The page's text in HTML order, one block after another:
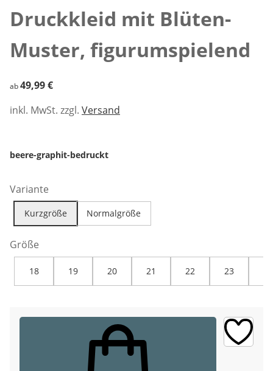
Druckkleid mit Blüten-
Muster, figurumspielend
49,99 €
ab49,99 €
inkl. MwSt. zzgl. Versand
beere-graphit-bedruckt
Variante
Kurzgröße Normalgröße
Größe
18 19 20 21 22 23